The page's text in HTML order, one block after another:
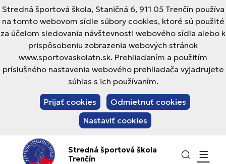
Stredná športová škola, Staničná 6, 911 05 Trenčín používa
na tomto webovom sídle súbory cookies, ktoré sú použité
za účelom sledovania návštevnosti webového sídla alebo k
prispôsobeniu zobrazenia webových stránok
www.sportovaskolatn.sk. Prehliadaním a použitím
príslušného nastavenia webového prehliadača vyjadrujete
súhlas s ich používaním.
Prijať cookies
Odmietnuť cookies
Nastaviť cookies
Stredná športová škola
Trenčín